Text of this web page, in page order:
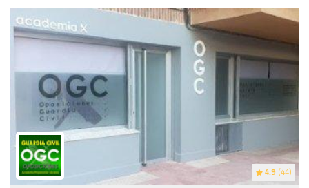
4.9 (44)